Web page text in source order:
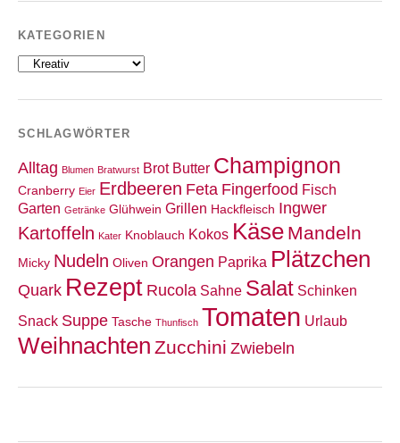
KATEGORIEN
Kategorien
SCHLAGWÖRTER
Alltag Blumen Bratwurst Brot Butter Champignon
Cranberry Eier Erdbeeren Feta Fingerfood Fisch
Garten Getränke Glühwein Grillen Hackfleisch Ingwer
Kartoffeln Kater Knoblauch Kokos Käse Mandeln
Micky Nudeln Oliven Orangen Paprika Plätzchen
Quark Rezept Rucola Sahne Salat Schinken
Snack Suppe Tasche Thunfisch Tomaten Urlaub
Weihnachten Zucchini Zwiebeln